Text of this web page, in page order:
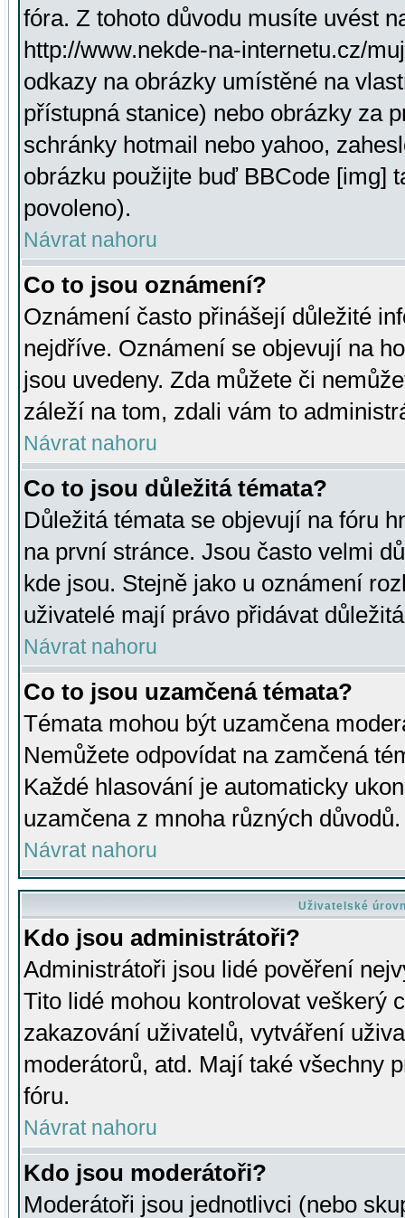
fóra. Z tohoto důvodu musíte uvést
http://www.nekde-na-internetu.cz/
odkazy na obrázky umístěné na
přístupná stanice) nebo obrázky za
schránky hotmail nebo yahoo,
obrázku použijte buď BBCode [img]
povoleno).
Návrat nahoru
Co to jsou oznámení?
Oznámení často přinášejí důležité
nejdříve. Oznámení se objevují na
jsou uvedeny. Zda můžete či
záleží na tom, zdali vám to
Návrat nahoru
Co to jsou důležitá témata?
Důležitá témata se objevují na fóru
na první stránce. Jsou často velmi
kde jsou. Stejně jako u oznámení
uživatelé mají právo přidávat
Návrat nahoru
Co to jsou uzamčená témata?
Témata mohou být uzamčena
Nemůžete odpovídat na zamčená
Každé hlasování je automaticky
uzamčena z mnoha různých důvodů.
Návrat nahoru
Uživatelské
Kdo jsou administrátoři?
Administrátoři jsou lidé pověření
Tito lidé mohou kontrolovat veškerý
zakazování uživatelů, vytváření
moderátorů, atd. Mají také všechny
fóru.
Návrat nahoru
Kdo jsou moderátoři?
Moderátoři jsou jednotlivci (nebo